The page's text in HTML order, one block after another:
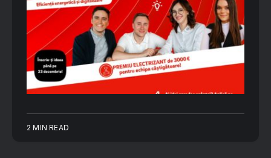
2 MIN READ